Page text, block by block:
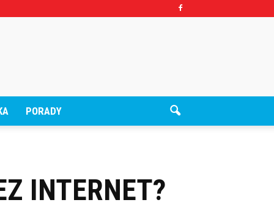
PORADY
INTERNET?